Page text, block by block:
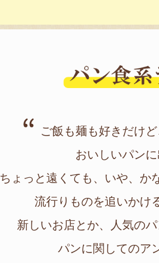
ご飯も麺も好きだけ
おいしいパンに
ちょっと遠くても、いや、か
流行りものを追いかけ
新しいお店とか、人気の
パンに関してのア